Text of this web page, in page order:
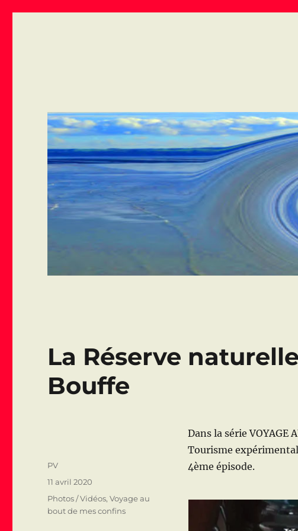
La Réserve
Bouffe
Dans la série VOYAGE
Tourisme
4ème épisode.
Auteur
PV
Publié
le
11 avril 2020
Catégories
Photos / Vidéos,Voyage au
bout de mes confins